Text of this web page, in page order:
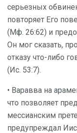
серьезных
повторяет Его
(Мф. 26:62) и
Он мог сказать,
отказу что-либо
(Ис. 53:7).
• Варавва на
что позволяет
мессианским
предупреждал